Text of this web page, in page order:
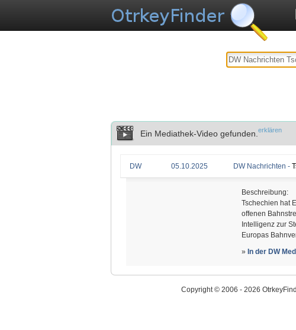
Ein Mediathek-Video gefunden. erklären
DW 05.10.2025 DW Nachrichten -
Beschreibung:
Tschechien hat
offenen
Intelligenz zur
Europas
» In der DW
Copyright © 2006 - 2026